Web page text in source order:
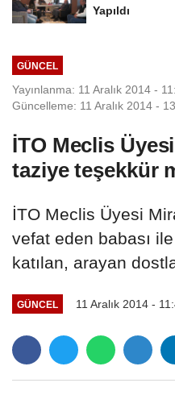
Yapıldı
GÜNCEL
Yayınlanma: 11 Aralık 2014 -
Güncelleme: 11 Aralık 2014 -
İTO Meclis
taziye teşekkür
İTO Meclis Üyesi
vefat eden babası
katılan, arayan
GÜNCEL 11 Aralık 2014 -